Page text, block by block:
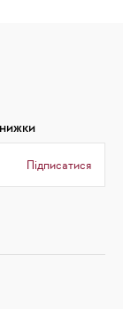
Підписатися